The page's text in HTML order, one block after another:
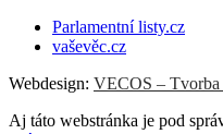
Parlamentní listy.cz
vaševěc.cz
Webdesign: VECOS – Tvorba
Aj táto webstránka je pod